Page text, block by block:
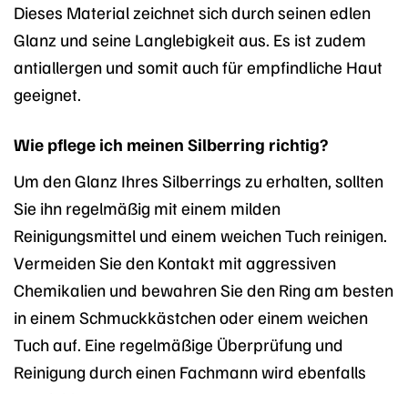
Dieses Material zeichnet sich durch seinen edlen
Glanz und seine Langlebigkeit aus. Es ist zudem
antiallergen und somit auch für empfindliche Haut
geeignet.
Wie pflege ich meinen Silberring richtig?
Um den Glanz Ihres Silberrings zu erhalten, sollten
Sie ihn regelmäßig mit einem milden
Reinigungsmittel und einem weichen Tuch reinigen.
Vermeiden Sie den Kontakt mit aggressiven
Chemikalien und bewahren Sie den Ring am besten
in einem Schmuckkästchen oder einem weichen
Tuch auf. Eine regelmäßige Überprüfung und
Reinigung durch einen Fachmann wird ebenfalls